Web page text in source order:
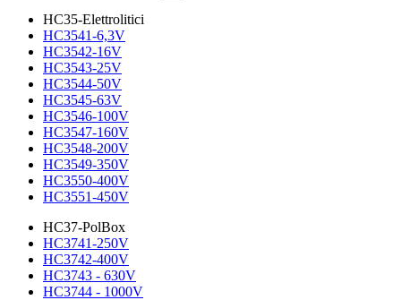
HC35-Elettrolitici
HC3541-6,3V
HC3542-16V
HC3543-25V
HC3544-50V
HC3545-63V
HC3546-100V
HC3547-160V
HC3548-200V
HC3549-350V
HC3550-400V
HC3551-450V
HC37-PolBox
HC3741-250V
HC3742-400V
HC3743 - 630V
HC3744 - 1000V